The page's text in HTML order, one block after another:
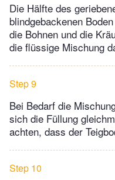
Die Hälfte des
blindgebackenen
die Bohnen und die
die flüssige Mischung
Step 9
Bei Bedarf die
sich die Füllung
achten, dass der
Step 10